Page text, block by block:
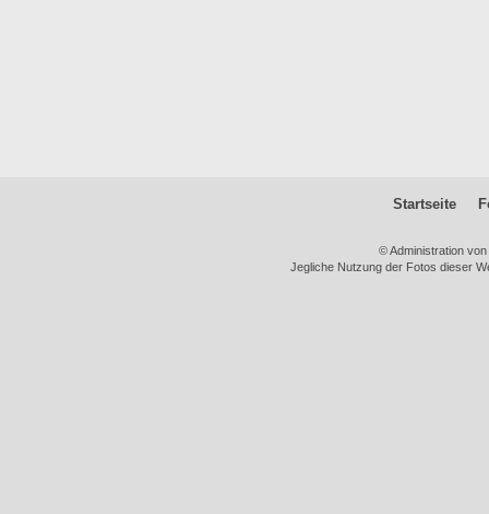
Startseite
© Administration
Jegliche Nutzung der Fotos dieser